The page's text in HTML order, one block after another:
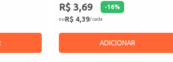
R$ 3,69 -16%
ouR$ 4,39/ cada
ADICIONAR